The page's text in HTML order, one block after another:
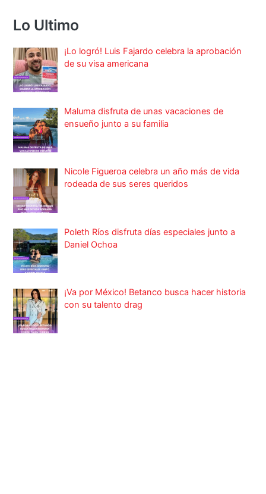
Lo Ultimo
¡Lo logró! Luis Fajardo celebra la aprobación
de su visa americana
Maluma disfruta de unas vacaciones de
ensueño junto a su familia
Nicole Figueroa celebra un año más de vida
rodeada de sus seres queridos
Poleth Ríos disfruta días especiales junto a
Daniel Ochoa
¡Va por México! Betanco busca hacer historia
con su talento drag